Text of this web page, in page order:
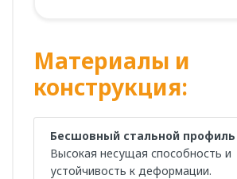
Материалы и
конструкция:
Бесшовный стальной профиль
Высокая несущая способность и
устойчивость к деформации.